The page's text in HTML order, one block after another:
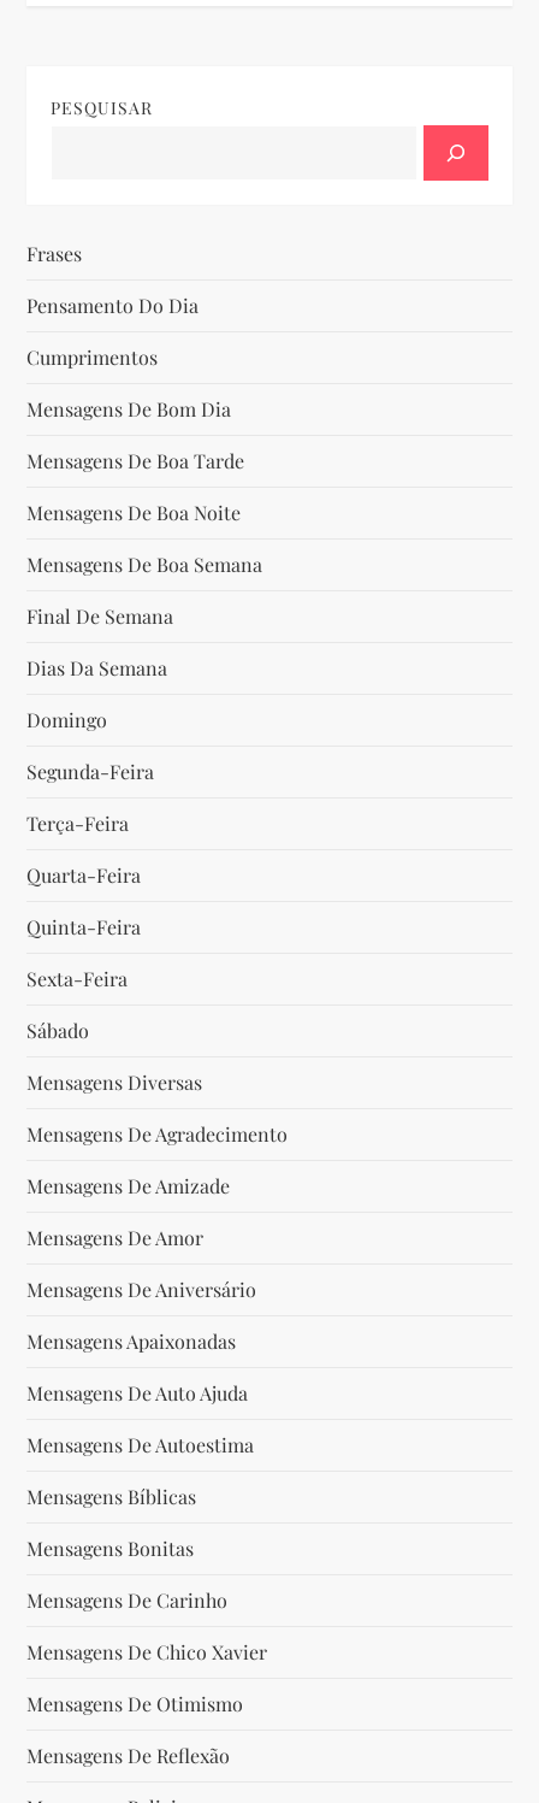
ç
ã
o
d
e
P
o
s
t
PESQUISAR
Frases
Pensamento Do Dia
Cumprimentos
Mensagens De Bom Dia
Mensagens De Boa Tarde
Mensagens De Boa Noite
Mensagens De Boa Semana
Final De Semana
Dias Da Semana
Domingo
Segunda-Feira
Terça-Feira
Quarta-Feira
Quinta-Feira
Sexta-Feira
Sábado
Mensagens Diversas
Mensagens De Agradecimento
Mensagens De Amizade
Mensagens De Amor
Mensagens De Aniversário
Mensagens Apaixonadas
Mensagens De Auto Ajuda
Mensagens De Autoestima
Mensagens Bíblicas
Mensagens Bonitas
Mensagens De Carinho
Mensagens De Chico Xavier
Mensagens De Otimismo
Mensagens De Reflexão